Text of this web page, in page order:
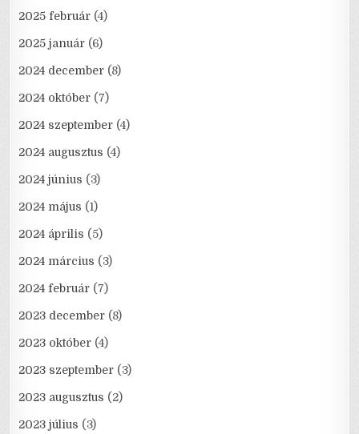
2025 február (4)
2025 január (6)
2024 december (8)
2024 október (7)
2024 szeptember (4)
2024 augusztus (4)
2024 június (3)
2024 május (1)
2024 április (5)
2024 március (3)
2024 február (7)
2023 december (8)
2023 október (4)
2023 szeptember (3)
2023 augusztus (2)
2023 július (3)